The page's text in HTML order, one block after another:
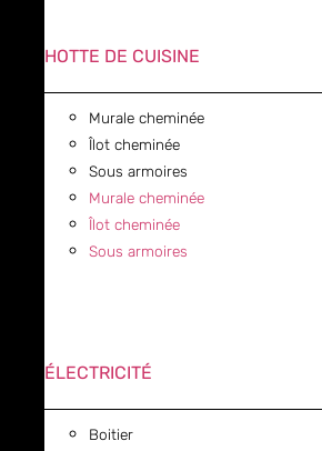
HOTTE DE CUISINE
Murale cheminée
Îlot cheminée
Sous armoires
Murale cheminée
Îlot cheminée
Sous armoires
ÉLECTRICITÉ
Boitier